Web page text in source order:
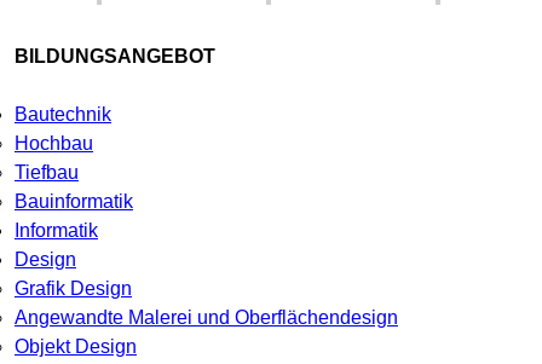
BILDUNGSANGEBOT
Bautechnik
Hochbau
Tiefbau
Bauinformatik
Informatik
Design
Grafik Design
Angewandte Malerei und Oberflächendesign
Objekt Design